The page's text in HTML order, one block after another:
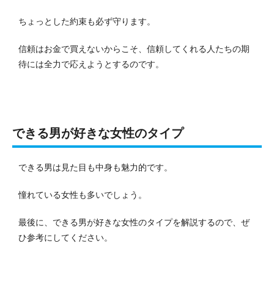
ちょっとした約束も必ず守ります。
信頼はお金で買えないからこそ、信頼してくれる人たちの期
待には全力で応えようとするのです。
できる男が好きな女性のタイプ
できる男は見た目も中身も魅力的です。
憧れている女性も多いでしょう。
最後に、できる男が好きな女性のタイプを解説するので、ぜ
ひ参考にしてください。